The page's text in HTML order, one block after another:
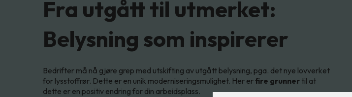
Fra utgått til utmerket:
Belysning som inspirerer
Bedrifter må nå gjøre grep med utskifting av utgått belysning, pga. det nye lovverket
for lysstoffrør. Dette er en unik moderniseringsmulighet. Her erfire grunner til at
dette er en positiv endring for din arbeidsplass.